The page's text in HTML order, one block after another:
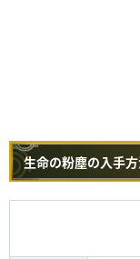
生命の粉塵の入手